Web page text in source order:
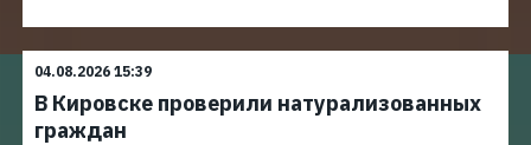
04.08.2026 15:39
В Кировске проверили натурализованных
граждан